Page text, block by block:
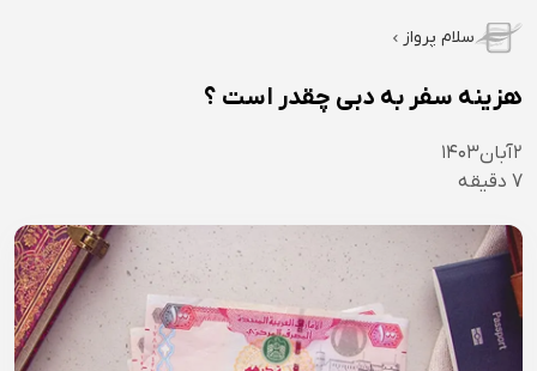
سلام پرواز
هزینه سفر به دبی چقدر است ؟
۲آبان۱۴۰۳
7 دقیقه